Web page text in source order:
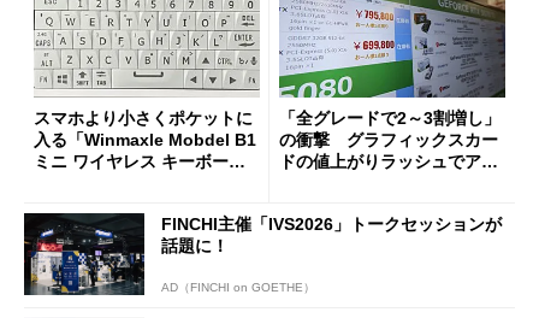
スマホより小さくポケットに
入る「Winmaxle Mobdel B1
ミニ ワイヤレス キーボー
「全グレードで2～3割増し」
の衝撃 グラフィックスカー
ドの値上がりラッシュでアキ
FINCHI主催「IVS2026」トークセッションが
話題に！
AD（FINCHI on GOETHE）